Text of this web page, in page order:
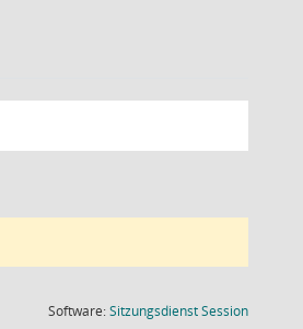
Software:SitzungsdienstSession(Wird in